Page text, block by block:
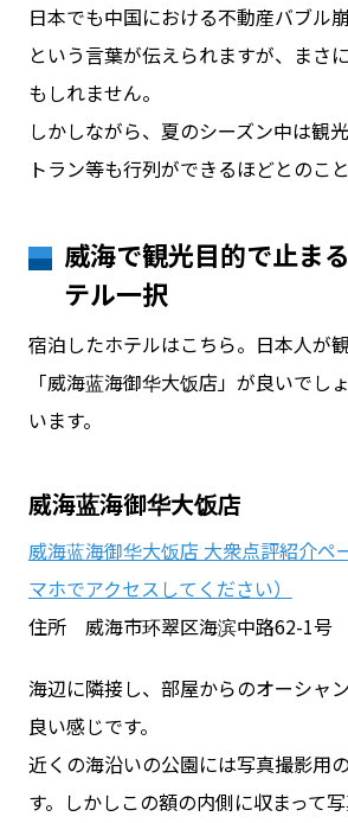
日本でも中国における不動産バブル
という言葉が伝えられますが、まさ
もしれません。
しかしながら、夏のシーズン中は観
トラン等も行列ができるほどとのこと
威海で観光目的で止ま
テル一択
宿泊したホテルはこちら。日本人が
「威海蓝海御华大饭店」が良いでし
います。
威海蓝海御华大饭店
威海蓝海御华大饭店 大衆点評紹介ペ
マホでアクセスしてください）
住所 威海市环翠区海滨中路62-1号
海辺に隣接し、部屋からのオーシャ
良い感じです。
近くの海沿いの公園には写真撮影用
す。しかしこの額の内側に収まって